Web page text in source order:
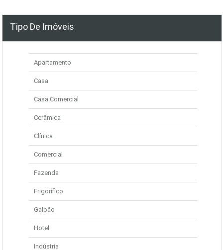
Tipo De Imóveis
Apartamento
Casa
Casa Comercial
Cerâmica
Clínica
Comercial
Fazenda
Frigorífico
Galpão
Hotel
Indústria